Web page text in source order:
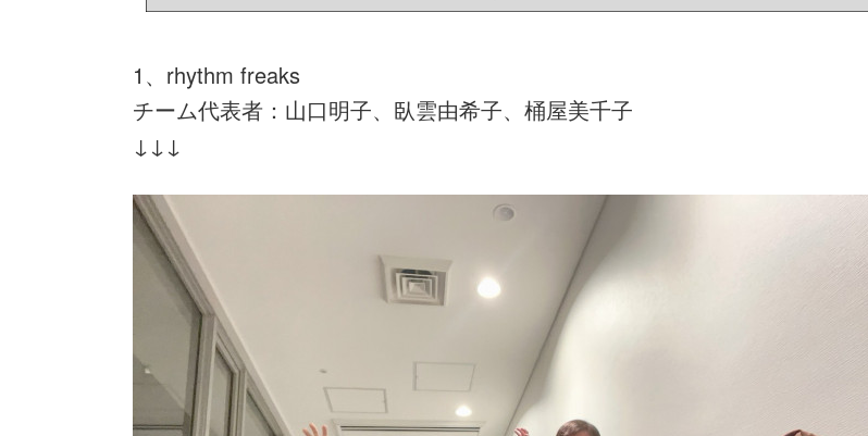
1、rhythm freaks
チーム代表者：山口明子、臥雲由希子、桶屋美千子
↓↓↓